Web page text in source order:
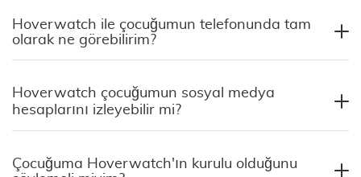
Hoverwatch ile çocuğumun telefonunda tam
olarak ne görebilirim?
Hoverwatch çocuğumun sosyal medya
hesaplarını izleyebilir mi?
Çocuğuma Hoverwatch'ın kurulu olduğunu